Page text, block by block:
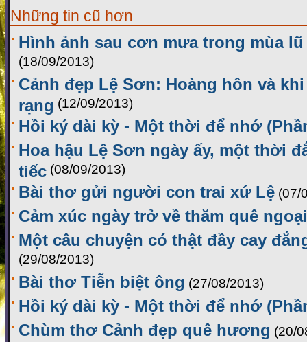
Những tin cũ hơn
Hình ảnh sau cơn mưa trong mùa
(18/09/2013)
Cảnh đẹp Lệ Sơn: Hoàng hôn và
rạng (12/09/2013)
Hồi ký dài kỳ - Một thời để nhớ
Hoa hậu Lệ Sơn ngày ấy, một thời
tiếc (08/09/2013)
Bài thơ gửi người con trai xứ Lệ (07/
Cảm xúc ngày trở về thăm quê ngoại
Một câu chuyện có thật đầy cay
(29/08/2013)
Bài thơ Tiễn biệt ông (27/08/2013)
Hồi ký dài kỳ - Một thời để nhớ
Chùm thơ Cảnh đẹp quê hương (20/